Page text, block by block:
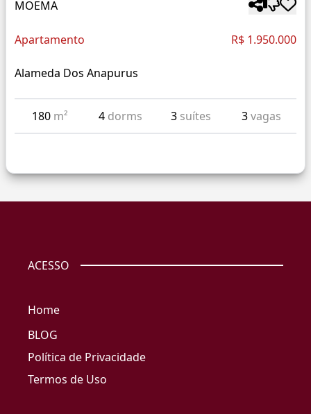
MOEMA
Apartamento R$ 1.950.000
Alameda Dos Anapurus
180 m² 4 dorms 3 suítes 3vagas
ACESSO
Home
BLOG
Política de Privacidade
Termos de Uso